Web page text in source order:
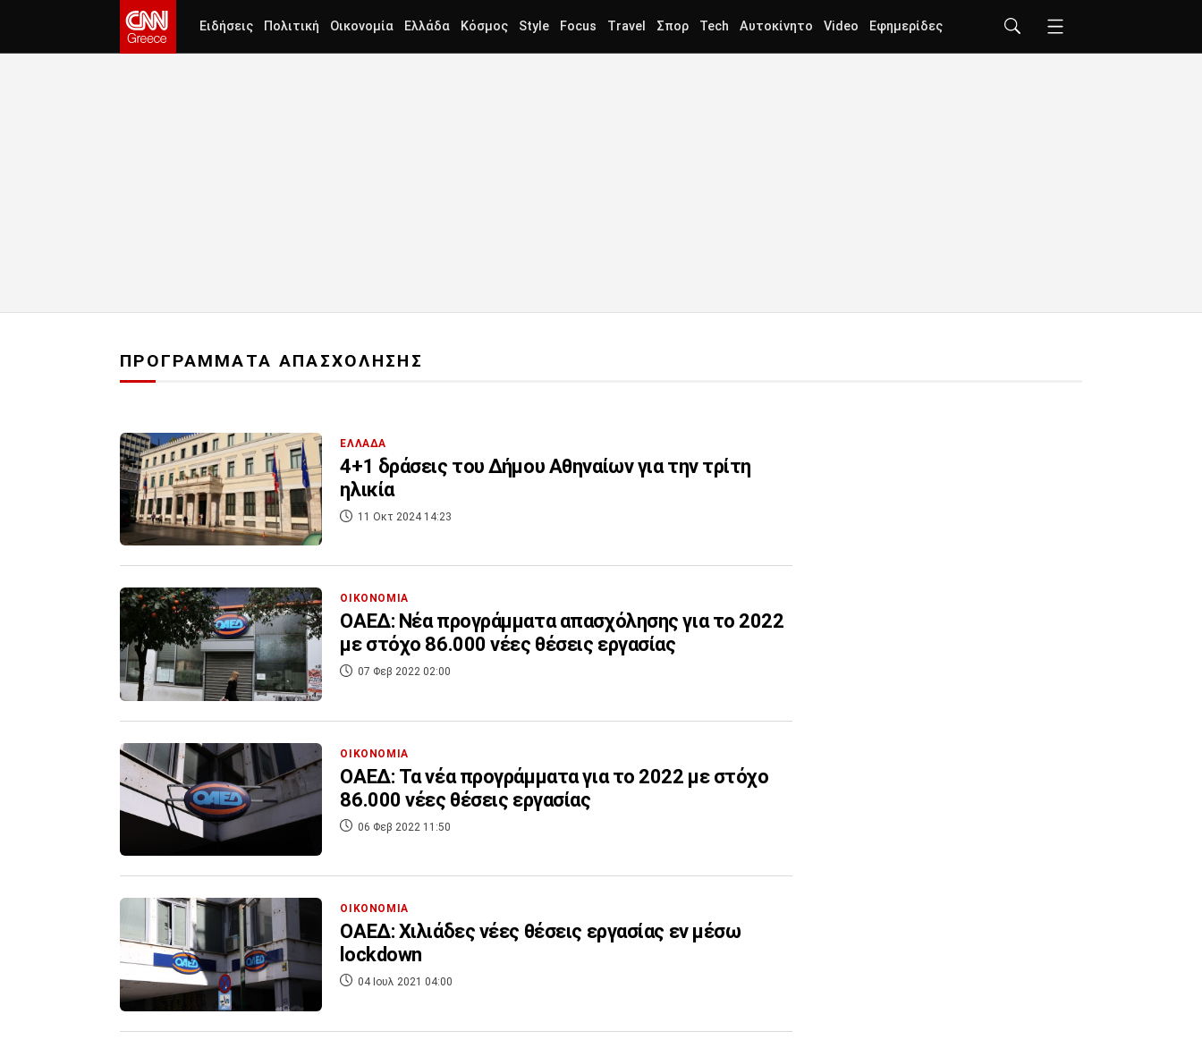
Ειδήσεις Πολιτική Οικονομία Ελλάδα Κόσμος Style Focus Travel Σπορ Tech Αυτοκίνητο Video Εφημερίδες
ΠΡΟΓΡΑΜΜΑΤΑ ΑΠΑΣΧΟΛΗΣΗΣ
ΕΛΛΑΔΑ
4+1 δράσεις του Δήμου Αθηναίων για την τρίτη
ηλικία
11 Οκτ 2024 14:23
ΟΙΚΟΝΟΜΙΑ
ΟΑΕΔ: Νέα προγράμματα απασχόλησης για το 2022
με στόχο 86.000 νέες θέσεις εργασίας
07 Φεβ 2022 02:00
ΟΙΚΟΝΟΜΙΑ
ΟΑΕΔ: Τα νέα προγράμματα για το 2022 με στόχο
86.000 νέες θέσεις εργασίας
06 Φεβ 2022 11:50
ΟΙΚΟΝΟΜΙΑ
ΟΑΕΔ: Χιλιάδες νέες θέσεις εργασίας εν μέσω
lockdown
04 Ιουλ 2021 04:00